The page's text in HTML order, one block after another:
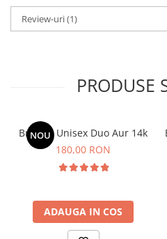
Review-uri(1)
PRODUSE
NOU
Bratara Unisex Duo Aur 14k
180,00 RON
ADAUGA IN COS